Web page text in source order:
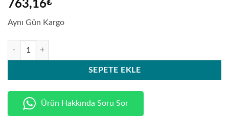
763,16₺
Aynı Gün Kargo
SEPETE EKLE
Ürün Hakkında Soru Sor